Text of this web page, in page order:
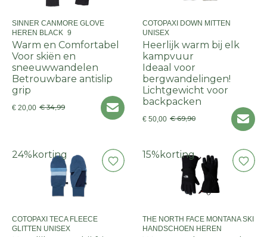
SINNER CANMORE GLOVE
HEREN BLACK_9
Warm en Comfortabel
Voor skiën en
sneeuwwandelen
Betrouwbare antislip
grip
€ 20,00 € 34,99
COTOPAXI DOWN MITTEN
UNISEX
Heerlijk warm bij elk
kampvuur
Ideaal voor
bergwandelingen!
Lichtgewicht voor
backpacken
€ 50,00 € 69,90
24% korting
COTOPAXI TECA FLEECE
GLITTEN UNISEX
15% korting
THE NORTH FACE MONTANA SKI
HANDSCHOEN HEREN